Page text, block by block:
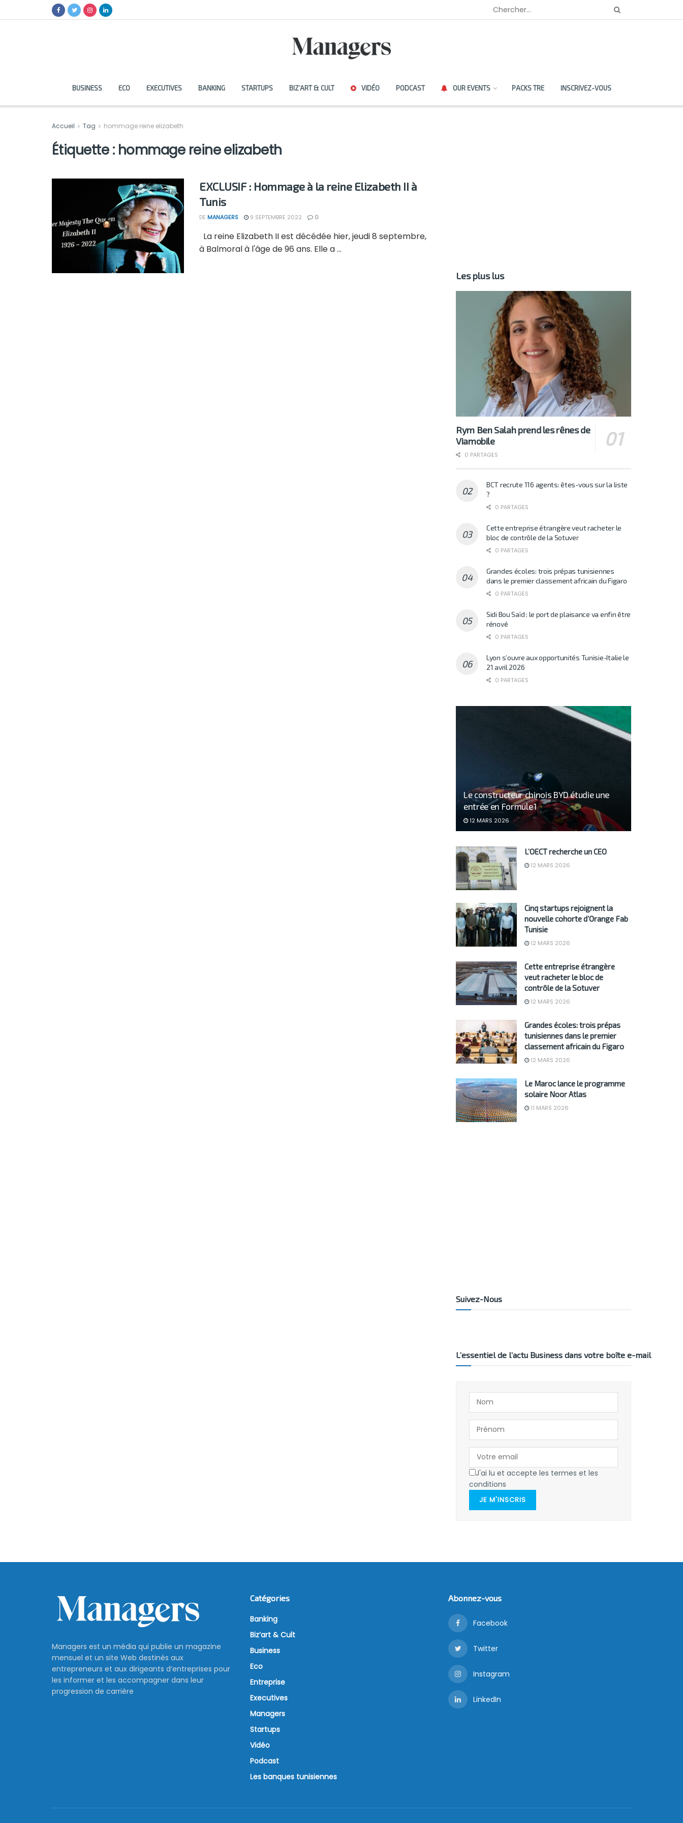
BUSINESS ECO EXECUTIVES BANKING STARTUPS BIZ’ART & CULT VIDÉO PODCAST OUR EVENTS PACKS TRE INSCRIVEZ-VOUS
Accueil Tag hommage reine elizabeth
Étiquette : hommage reine elizabeth
EXCLUSIF : Hommage à la reine Elizabeth II à
Tunis
DE MANAGERS 9 SEPTEMBRE 2022 0
La reine Elizabeth II est décédée hier, jeudi 8 septembre,
à Balmoral à l'âge de 96 ans. Elle a ...
Les plus lus
Rym Ben Salah prend les rênes de
Viamobile
0 PARTAGES
BCT recrute 116 agents: êtes-vous sur la liste
?
0 PARTAGES
Cette entreprise étrangère veut racheter le
bloc de contrôle de la Sotuver
0 PARTAGES
Grandes écoles: trois prépas tunisiennes
dans le premier classement africain du Figaro
0 PARTAGES
Sidi Bou Saïd : le port de plaisance va enfin être
rénové
0 PARTAGES
Lyon s’ouvre aux opportunités Tunisie-Italie le
21 avril 2026
0 PARTAGES
Le constructeur chinois BYD étudie une
entrée en Formule 1
12 MARS 2026
L’OECT recherche un CEO
12 MARS 2026
Cinq startups rejoignent la
nouvelle cohorte d’Orange Fab
Tunisie
12 MARS 2026
Cette entreprise étrangère
veut racheter le bloc de
contrôle de la Sotuver
12 MARS 2026
Grandes écoles: trois prépas
tunisiennes dans le premier
classement africain du Figaro
12 MARS 2026
Le Maroc lance le programme
solaire Noor Atlas
11 MARS 2026
Suivez-Nous
L’essentiel de l’actu Business dans votre boîte e-mail
J'ai lu et accepte les termes et les
conditions
JE M'INSCRIS
Managers est un média qui publie un magazine
mensuel et un site Web destinés aux
entrepreneurs et aux dirigeants d’entreprises pour
les informer et les accompagner dans leur
progression de carrière
Catégories
Banking
Biz’art & Cult
Business
Eco
Entreprise
Executives
Managers
Startups
Vidéo
Podcast
Les banques tunisiennes
Abonnez-vous
Facebook
Twitter
Instagram
LinkedIn